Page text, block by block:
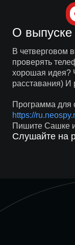
О выпуске
В четверговом
проверять
хорошая идея?
расставания) И
Программа для
https://
Пишите Сашке
Слушайте на